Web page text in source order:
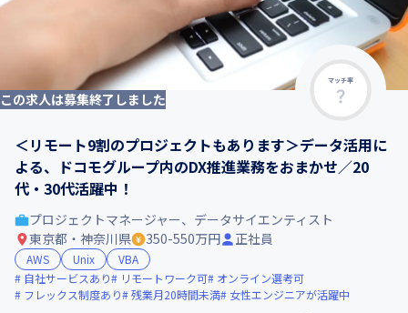
マッチ率
この求人は募集終了しました
＜リモート9割のプロジェクトもあります＞データ活用に
よる、ドコモグループ内のDX推進業務をおまかせ／20
代・30代活躍中！
プロジェクトマネージャー、データサイエンティスト
東京都・神奈川県
350-550万円 正社員
AWS Unix
VBA
自社サービスあり
リモートワーク可
オンライン選考可
フレックス制度あり
残業月20時間未満 女性エンジニアが活躍中